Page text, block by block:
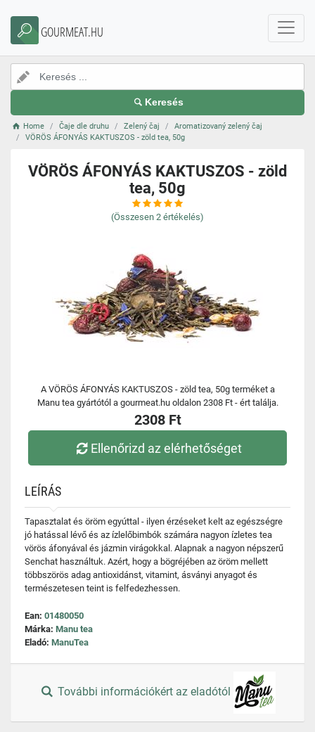
GOURMEAT.HU
Keresés
Home Čaje dle druhu Zelený čaj
Aromatizovaný zelený čaj
VÖRÖS ÁFONYÁS KAKTUSZOS - zöld tea, 50g
VÖRÖS ÁFONYÁS KAKTUSZOS - zöld
tea, 50g
(Összesen 2 értékelés)
A VÖRÖS ÁFONYÁS KAKTUSZOS - zöld tea, 50g terméket a
Manu tea gyártótól a gourmeat.hu oldalon 2308 Ft - ért találja.
2308 Ft
Ellenőrizd az elérhetőséget
LEÍRÁS
Tapasztalat és öröm egyúttal - ilyen érzéseket kelt az egészségre
jó hatással lévő és az ízlelőbimbók számára nagyon ízletes tea
vörös áfonyával és jázmin virágokkal. Alapnak a nagyon népszerű
Senchat használtuk. Azért, hogy a bögréjében az öröm mellett
többszörös adag antioxidánst, vitamint, ásványi anyagot és
természetesen teint is felfedezhessen.
Ean: 01480050
Márka: Manu tea
Eladó: ManuTea
További információkért az eladótól